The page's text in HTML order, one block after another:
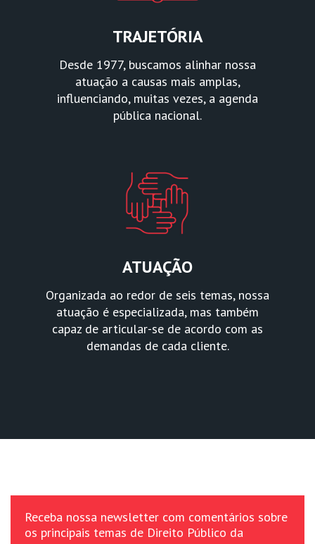
TRAJETÓRIA
Desde 1977, buscamos alinhar nossa
atuação a causas mais amplas,
influenciando, muitas vezes, a agenda
pública nacional.
ATUAÇÃO
Organizada ao redor de seis temas, nossa
atuação é especializada, mas também
capaz de articular-se de acordo com as
demandas de cada cliente.
Receba nossa newsletter com comentários sobre
os principais temas de Direito Público da